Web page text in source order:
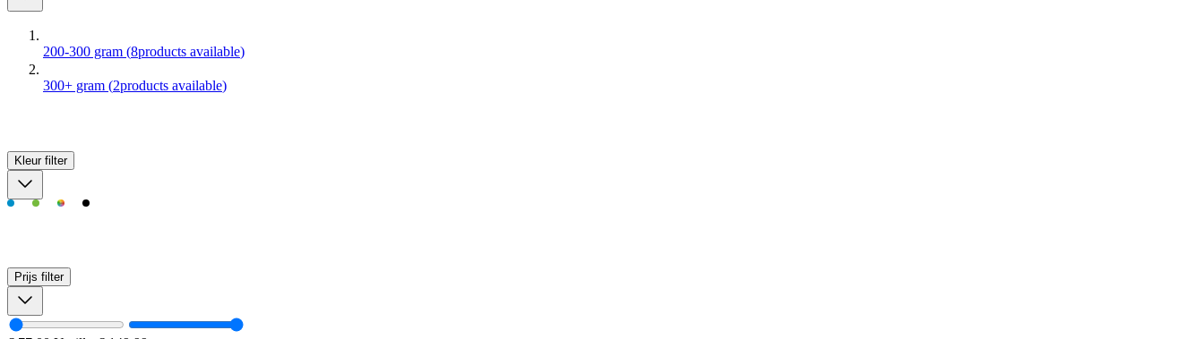
200-300 gram (8products available)
300+ gram (2products available)
Kleur filter
Prijs filter